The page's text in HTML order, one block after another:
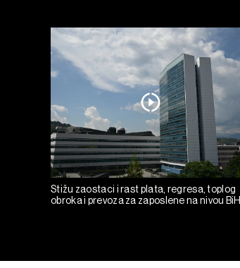
Stižu zaostaci i rast plata, regresa, toplog
obroka i prevoza za zaposlene na nivou BiH